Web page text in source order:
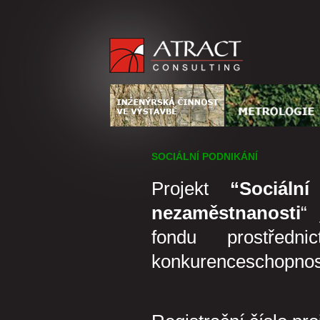
SOCIÁLNÍ PODNIKÁNÍ
Projekt
nezaměstnanosti“
fondu